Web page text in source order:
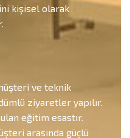
kişisel olarak
ve teknik
ziyaretler yapılır.
eğitim esastır.
arasında güçlü